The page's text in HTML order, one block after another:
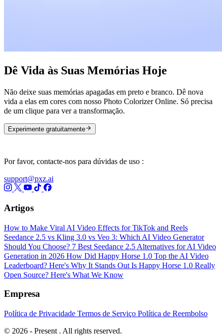
Dê Vida às Suas Memórias Hoje
Não deixe suas memórias apagadas em preto e branco. Dê nova
vida a elas em cores com nosso Photo Colorizer Online. Só precisa
de um clique para ver a transformação.
Experimente gratuitamente
Por favor, contacte-nos para dúvidas de uso :
support@pxz.ai
Artigos
How to Make Viral AI Video Effects for TikTok and Reels
Seedance 2.5 vs Kling 3.0 vs Veo 3: Which AI Video Generator
Should You Choose? 7 Best Seedance 2.5 Alternatives for AI Video
Generation in 2026 How Did Happy Horse 1.0 Top the AI Video
Leaderboard? Here's Why It Stands Out Is Happy Horse 1.0 Really
Open Source? Here's What We Know
Empresa
Política de Privacidade Termos de Serviço Política de Reembolso
© 2026 - Present . All rights reserved.